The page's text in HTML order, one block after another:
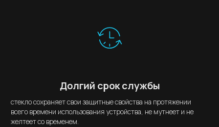
Долгий срок службы
стекло сохраняет свои защитные свойства на протяжении
всего времени использования устройства, не мутнеет и не
желтеет со временем.